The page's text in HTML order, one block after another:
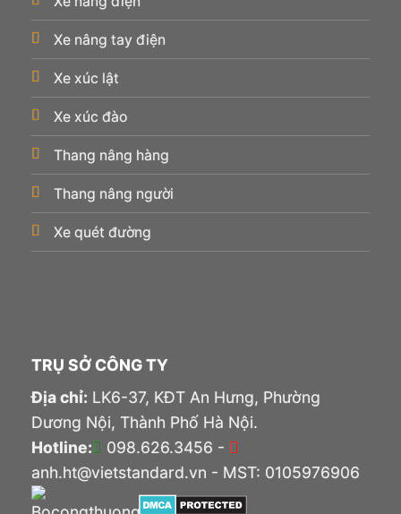
Xe nâng tay điện
Xe xúc lật
Xe xúc đào
Thang nâng hàng
Thang nâng người
Xe quét đường
TRỤ SỞ CÔNG TY
Địa chỉ: LK6-37, KĐT An Hưng, Phường
Dương Nội, Thành Phố Hà Nội.
Hotline:
098.626.3456 -
anh.ht@vietstandard.vn - MST: 0105976906